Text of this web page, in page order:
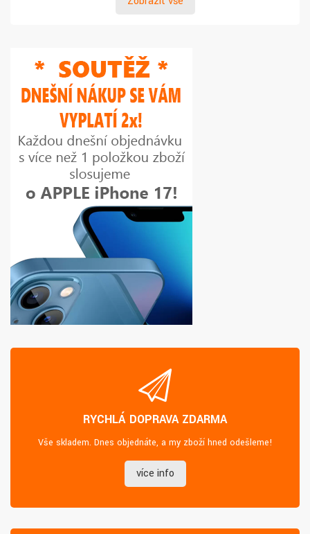
RYCHLÁ DOPRAVA ZDARMA
Vše skladem. Dnes objednáte, a my zboží hned odešleme!
více info